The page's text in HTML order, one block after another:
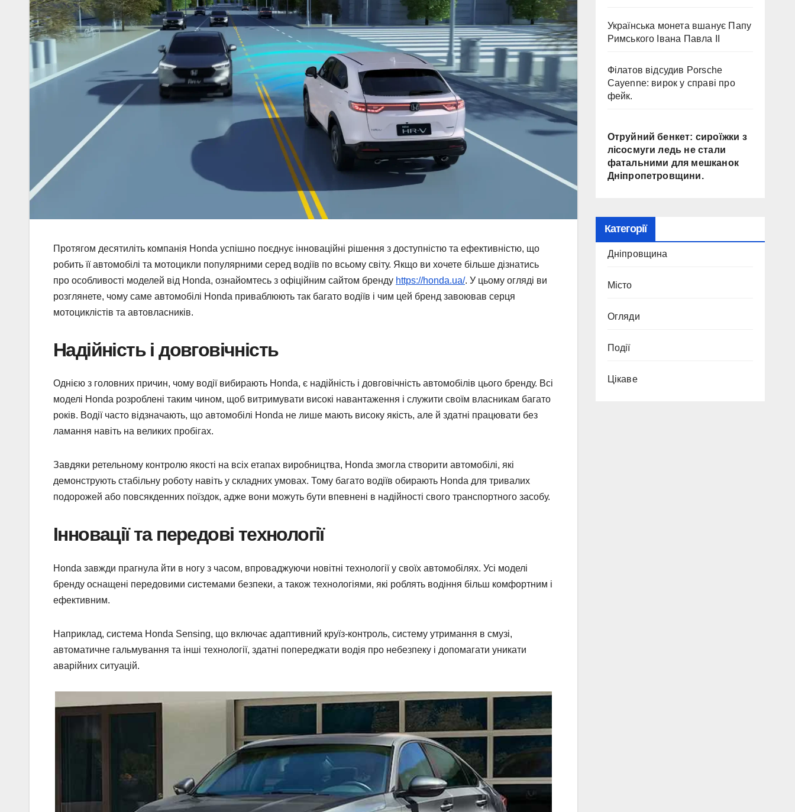
Протягом десятиліть компанія Honda успішно поєднує інноваційні рішення з доступністю та ефективністю, що
робить її автомобілі та мотоцикли популярними серед водіїв по всьому світу. Якщо ви хочете більше дізнатись
про особливості моделей від Honda, ознайомтесь з офіційним сайтом бренду https://honda.ua/. У цьому огляді ви
розглянете, чому саме автомобілі Honda приваблюють так багато водіїв і чим цей бренд завоював серця
мотоциклістів та автовласників.
Надійність і довговічність
Однією з головних причин, чому водії вибирають Honda, є надійність і довговічність автомобілів цього бренду. Всі
моделі Honda розроблені таким чином, щоб витримувати високі навантаження і служити своїм власникам багато
років. Водії часто відзначають, що автомобілі Honda не лише мають високу якість, але й здатні працювати без
ламання навіть на великих пробігах.
Завдяки ретельному контролю якості на всіх етапах виробництва, Honda змогла створити автомобілі, які
демонструють стабільну роботу навіть у складних умовах. Тому багато водіїв обирають Honda для тривалих
подорожей або повсякденних поїздок, адже вони можуть бути впевнені в надійності свого транспортного засобу.
Інновації та передові технології
Honda завжди прагнула йти в ногу з часом, впроваджуючи новітні технології у своїх автомобілях. Усі моделі
бренду оснащені передовими системами безпеки, а також технологіями, які роблять водіння більш комфортним і
ефективним.
Наприклад, система Honda Sensing, що включає адаптивний круїз-контроль, систему утримання в смузі,
автоматичне гальмування та інші технології, здатні попереджати водія про небезпеку і допомагати уникати
аварійних ситуацій.
Українська монета вшанує Папу
Римського Івана Павла II
Філатов відсудив Porsche
Cayenne: вирок у справі про
фейк.
Отруйний бенкет: сироїжки з
лісосмуги ледь не стали
фатальними для мешканок
Дніпропетровщини.
Категорії
Дніпровщина
Місто
Огляди
Події
Цікаве